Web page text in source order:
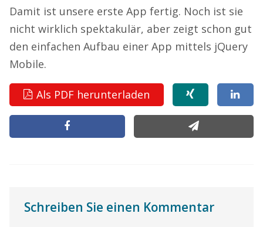
Damit ist unsere erste App fertig. Noch ist sie
nicht wirklich spektakulär, aber zeigt schon gut
den einfachen Aufbau einer App mittels jQuery
Mobile.
Als PDF herunterladen
Schreiben Sie einen Kommentar